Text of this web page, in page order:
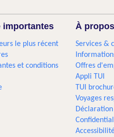
importantes
le plus récent
et conditions
À
Services &
Offres
Appli TUI
TUI
Voyages